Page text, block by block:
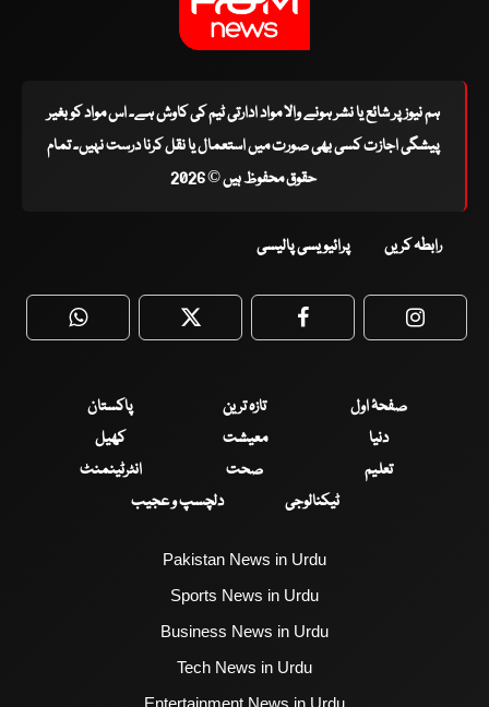
ہم نیوز پر شائع یا نشر ہونے والا مواد ادارتی ٹیم کی کاوش ہے۔ اس مواد کو بغیر
پیشگی اجازت کسی بھی صورت میں استعمال یا نقل کرنا درست نہیں۔ تمام
حقوق محفوظ ہیں © 2026
رابطہ کریں پرائیویسی پالیسی
WhatsApp Twitter Facebook
صفحۂ اول تازہ ترین
پاکستان
دنیا
معیشت
کھیل
تعلیم
صحت
انٹرٹینمنٹ
ٹیکنالوجی
دلچسپ و عجیب
Pakistan News in Urdu
Sports News in Urdu
Business News in Urdu
Tech News in Urdu
Entertainment News in Urdu